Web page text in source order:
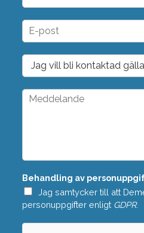
m
n
E
p
o
t
*
D
o
p
M
a
d
e
*
Behandling av
Jag samtycker till att
personuppgifter enligt GDPR.